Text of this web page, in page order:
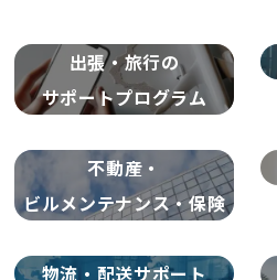
出張・旅行の
サポートプログラム
不動産・
ビルメンテナンス・保険
物流・ 配送サポート